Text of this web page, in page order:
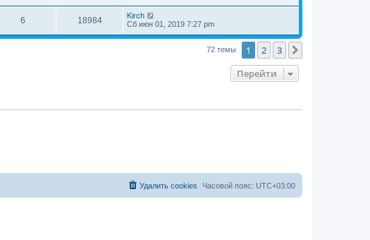
6 18984
Kirch
Сб июн 01, 2019 7:27 pm
72 темы 1 2 3
Перейти
Часовой пояс: UTC+03:00
Удалить cookies